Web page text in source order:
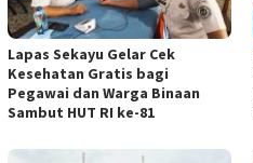
Lapas Sekayu Gelar Cek
Kesehatan Gratis bagi
Pegawai dan Warga Binaan
Sambut HUT RI ke-81